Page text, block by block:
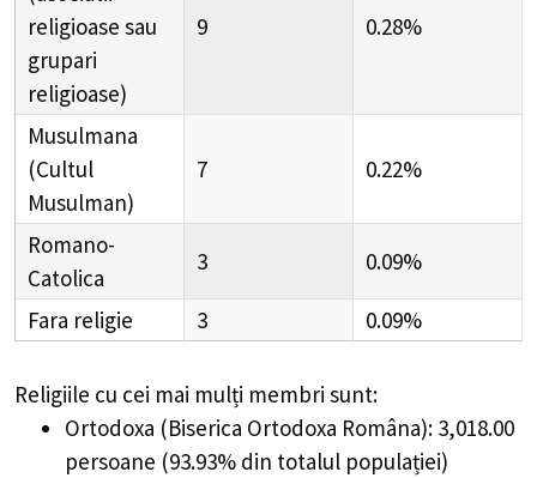
religioase sau
grupari
religioase)
9 0.28%
Musulmana
(Cultul
Musulman)
7 0.22%
Romano-
Catolica
3 0.09%
Fara religie 3 0.09%
Religiile cu cei mai mulți membri sunt:
Ortodoxa (Biserica Ortodoxa Româna): 3,018.00
persoane (93.93% din totalul populației)